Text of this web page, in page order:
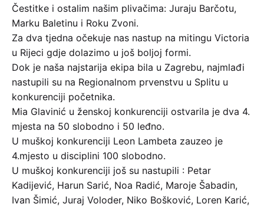
Čestitke i ostalim našim plivačima: Juraju Barčotu,
Marku Baletinu i Roku Zvoni.
Za dva tjedna očekuje nas nastup na mitingu Victoria
u Rijeci gdje dolazimo u još boljoj formi.
Dok je naša najstarija ekipa bila u Zagrebu, najmlađi
nastupili su na Regionalnom prvenstvu u Splitu u
konkurenciji početnika.
Mia Glavinić u ženskoj konkurenciji ostvarila je dva 4.
mjesta na 50 slobodno i 50 leđno.
U muškoj konkurenciji Leon Lambeta zauzeo je
4.mjesto u disciplini 100 slobodno.
U muškoj konkurenciji još su nastupili : Petar
Kadijević, Harun Sarić, Noa Radić, Maroje Šabadin,
Ivan Šimić, Juraj Voloder, Niko Bošković, Loren Karić,